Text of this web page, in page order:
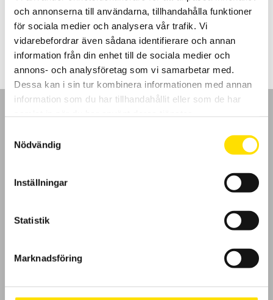
och annonserna till användarna, tillhandahålla funktioner
för sociala medier och analysera vår trafik. Vi
vidarebefordrar även sådana identifierare och annan
information från din enhet till de sociala medier och
annons- och analysföretag som vi samarbetar med.
Dessa kan i sin tur kombinera informationen med annan
information som du har tillhandahållit eller som de har
Nödvändig
Inställningar
Statistik
Marknadsföring
1,490.00kr LÄS MER